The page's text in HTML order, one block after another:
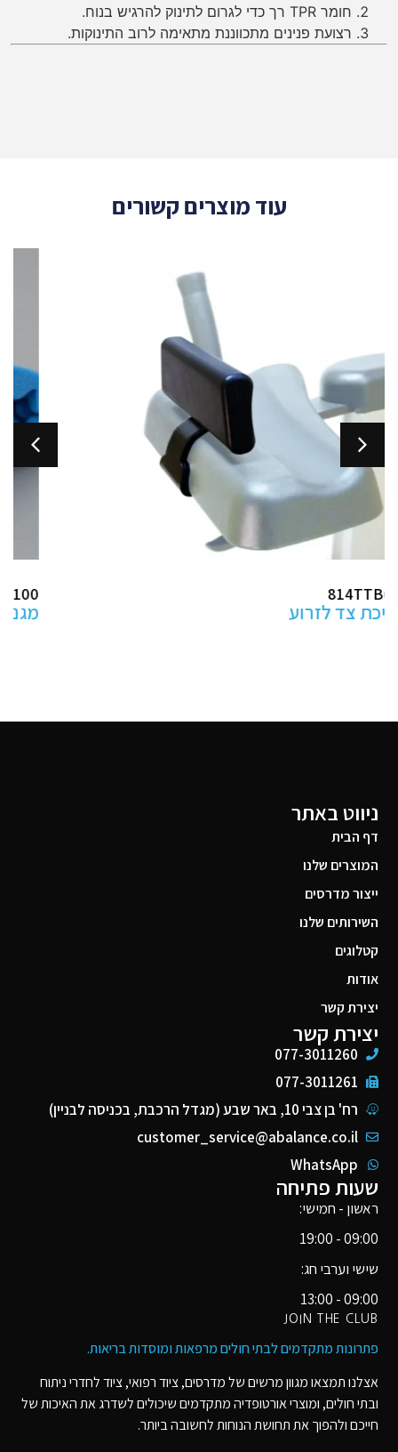
חומר TPR רך כדי לגרום לתינוק להרגיש בנוח.
רצועת פנינים מתכווננת מתאימה לרוב התינוקות.
עוד מוצרים קשורים
ABHP100
מגני עקב למניעת פצעי לחץ
ניווט באתר
דף הבית
המוצרים שלנו
ייצור מדרסים
השירותים שלנו
קטלוגים
אודות
יצירת קשר
יצירת קשר
077-3011260
077-3011261
רח' בן צבי 10, באר שבע (מגדל הרכבת, בכניסה לבניין)
customer_service@abalance.co.il
WhatsApp
שעות פתיחה
ראשון - חמישי:
09:00 - 19:00
שישי וערבי חג:
09:00 - 13:00
JOIN THE CLUB
פתרונות מתקדמים לבתי חולים מרפאות ומוסדות בריאות​.
אצלנו תמצאו מגוון מרשים של מדרסים, ציוד רפואי, ציוד לחדרי ניתוח
ובתי חולים, ומוצרי אורטופדיה מתקדמים שיכולים לשדרג את האיכות של
חייכם ולהפוך את תחושת הנוחות לחשובה ביותר.